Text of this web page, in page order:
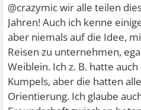
@crazymic wir alle teilen
Jahren! Auch ich kenne
aber niemals auf die Idee,
Reisen zu unternehmen,
Weiblein. Ich z. B. hatte
Kumpels, aber die hatten
Orientierung. Ich glaube